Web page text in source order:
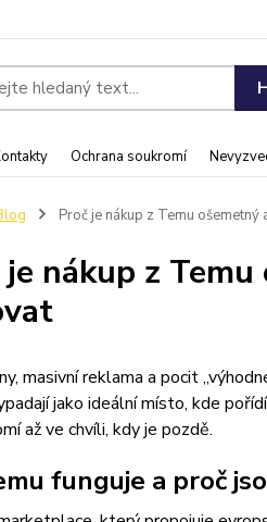
Ochrana soukromí
Proč je nákup z Temu
je nákup z
masivní reklama a pocit
jako ideální místo, kde
až ve chvíli, kdy je pozdě.
funguje a proč